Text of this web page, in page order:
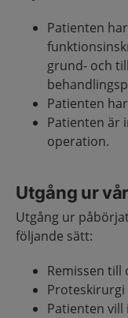
Patienten
grund- och
Patienten
Patienten är
operation.
Utgång ur
Utgång ur
följande sätt:
Remissen
Patienten